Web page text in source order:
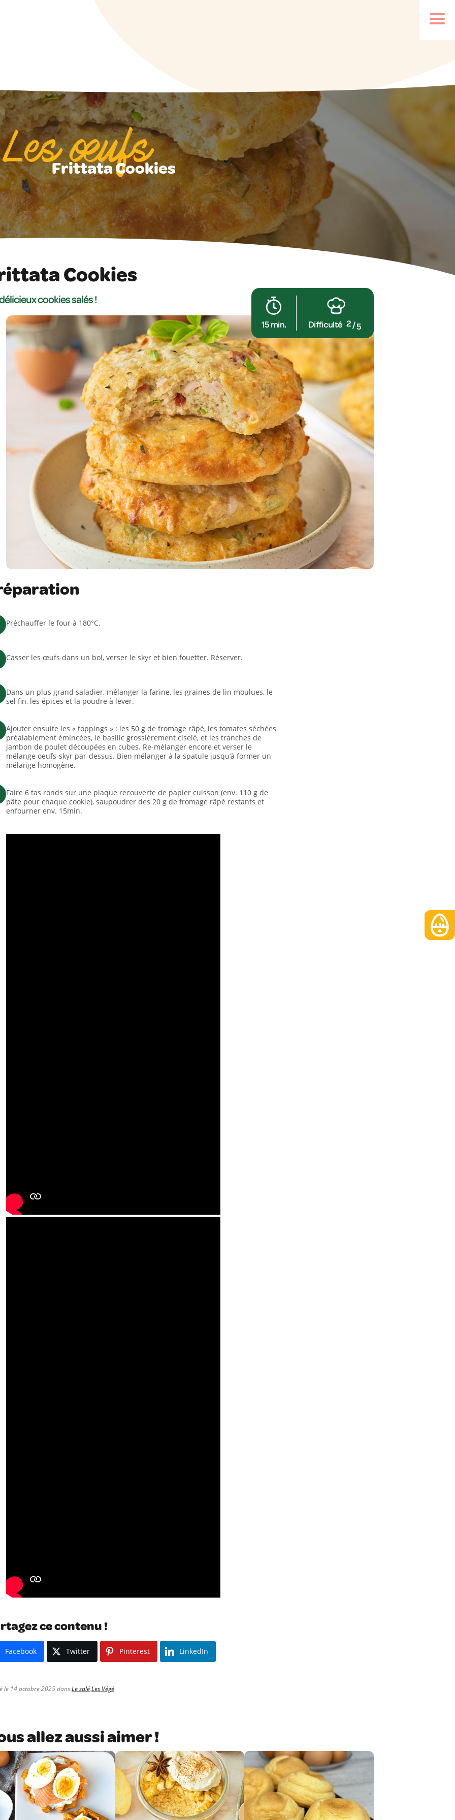
Les œufs
Frittata Cookies
Cookies
cookies salés !
15 min. Difficulté 2/5
Préchauffer le four à 180°C.
Casser les œufs dans un bol, verser le skyr et bien fouetter. Réserver.
Dans un plus grand saladier, mélanger la farine, les graines de lin moulues, le
sel fin, les épices et la poudre à lever.
Ajouter ensuite les « toppings » : les 50 g de fromage râpé, les tomates séchées
préalablement émincées, le basilic grossièrement ciselé, et les tranches de
jambon de poulet découpées en cubes. Re-mélanger encore et verser le
mélange oeufs-skyr par-dessus. Bien mélanger à la spatule jusqu’à former un
mélange homogène.
Faire 6 tas ronds sur une plaque recouverte de papier cuisson (env. 110 g de
pâte pour chaque cookie), saupoudrer des 20 g de fromage râpé restants et
enfourner env. 15min.
ce contenu !
Facebook Twitter Pinterest LinkedIn
le 14 octobre 2025 dansLe salé,Les Végé
allez aussi aimer !